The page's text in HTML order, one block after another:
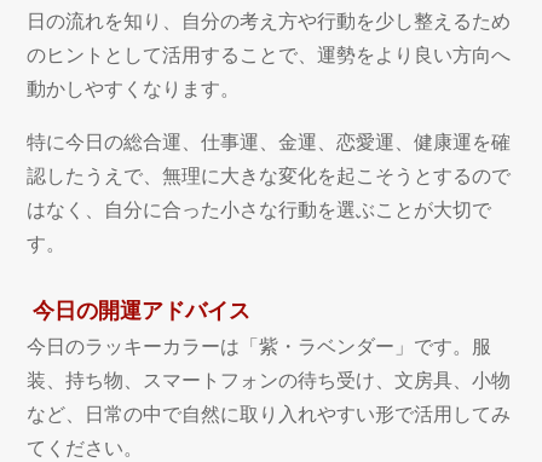
日の流れを知り、自分の考え方や行動を少し整えるため
のヒントとして活用することで、運勢をより良い方向へ
動かしやすくなります。
特に今日の総合運、仕事運、金運、恋愛運、健康運を確
認したうえで、無理に大きな変化を起こそうとするので
はなく、自分に合った小さな行動を選ぶことが大切で
す。
今日の開運アドバイス
今日のラッキーカラーは「紫・ラベンダー」です。服
装、持ち物、スマートフォンの待ち受け、文房具、小物
など、日常の中で自然に取り入れやすい形で活用してみ
てください。